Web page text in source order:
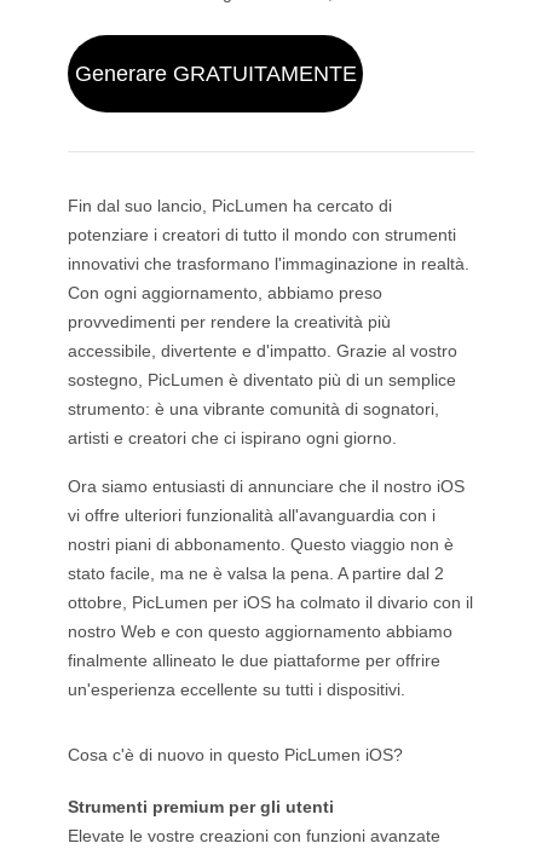
Video Abbraccio AI
Video di danza AI
Video di Baby Dance
Rimuovi oggetto dal video
Rimuovi testo dal video
Riduci rumore video
Creatore di Slow Motion
Da video ad anime
Generatore di ragazze AI
Generatore di Persone AI
Generatore di Personaggi AI
Per stile
Realistico
Personaggio anime
Funko Pop
Pixel art
Chibi Maker
Generatore di tatuaggi con IA
Generatore di avatar AI
Generatore di Pose con IA
Modelli video
Kling 3.0 Controllo del Movimento
Sora AI
Veo 3.1
Grok Imagine
Tutti i modelli
Sostituzione AI (Inpaint)
Combina Immagini con l'AI
Estensione immagine
Cambia Abiti con l’AI
Cambia Acconciatura
Creatore di Foto per Passaporto
Rimozione oggetti
Da foto ad arte
Pagina da colorare
Fotografia di prodotto con AI
Generatore di sfondi con IA
Ambiente di staging del prodotto
Prova virtuale
Modella AI
Cambia Abiti
Marketing
Video di prodotto AI
Generatore di loghi con IA
Generatore di poster con IA
Creatore di Copertine per Libri
Design di abbigliamento
Generare GRATUITAMENTE
Fin dal suo lancio, PicLumen ha cercato di
potenziare i creatori di tutto il mondo con strumenti
innovativi che trasformano l'immaginazione in realtà.
Con ogni aggiornamento, abbiamo preso
provvedimenti per rendere la creatività più
accessibile, divertente e d'impatto. Grazie al vostro
sostegno, PicLumen è diventato più di un semplice
strumento: è una vibrante comunità di sognatori,
artisti e creatori che ci ispirano ogni giorno.
Ora siamo entusiasti di annunciare che il nostro iOS
vi offre ulteriori funzionalità all'avanguardia con i
nostri piani di abbonamento. Questo viaggio non è
stato facile, ma ne è valsa la pena. A partire dal 2
ottobre, PicLumen per iOS ha colmato il divario con il
nostro Web e con questo aggiornamento abbiamo
finalmente allineato le due piattaforme per offrire
un'esperienza eccellente su tutti i dispositivi.
Cosa c'è di nuovo in questo PicLumen iOS?
Strumenti premium per gli utenti
Elevate le vostre creazioni con funzioni avanzate